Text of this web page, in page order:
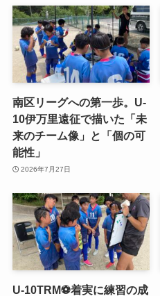
南区リーグへの第一歩。U-
10伊万里遠征で描いた「未
来のチーム像」と「個の可
能性」
2026年7月27日
U-10TRM⚽️着実に練習の成